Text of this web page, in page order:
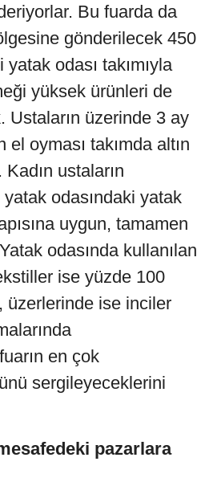
Bu fuarda da
gönderilecek 450
odası takımıyla
yüksek ürünleri de
Ustaların üzerinde 3 ay
el oyması takımda altın
ustaların
yatak odasındaki yatak
uygun, tamamen
odasında kullanılan
ise yüzde 100
üzerlerinde ise inciler
en çok
sergileyeceklerini
pazarlara